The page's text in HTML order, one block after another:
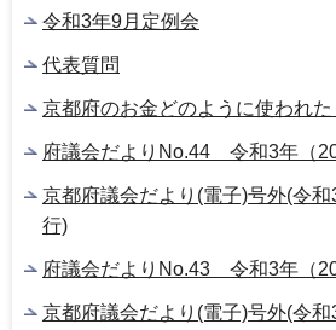
令和3年9月定例会
代表質問
京都府のお金どのように使われた
府議会だよりNo.44 令和3年（
京都府議会だより(電子)号外(令
行)
府議会だよりNo.43 令和3年（
京都府議会だより(電子)号外(令